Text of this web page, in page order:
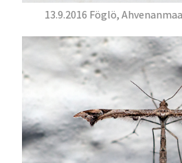
13.9.2016 Föglö,